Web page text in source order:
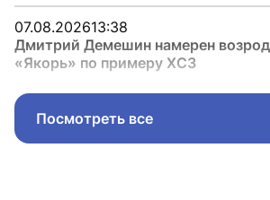
07.08.202613:38
Дмитрий Демешин намерен
«Якорь» по примеру ХСЗ
Посмотреть все